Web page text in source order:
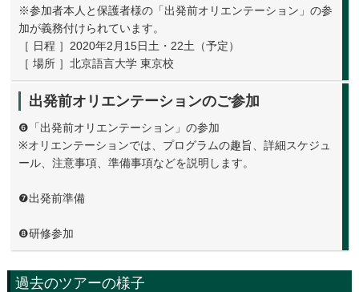
※参加者本人と保護者様の「出発前オリエンテーション」の参
加が義務付けられています。
［ 日程 ］2020年2月15日土・22土（予定）
［ 場所 ］北京語言大学 東京校
出発前オリエンテーションのご参加
❻「出発前オリエンテーション」の参加
※オリエンテーションでは、プログラムの趣旨、詳細スケジュ
ール、注意事項、準備事項などを説明します。
❼出発前準備
❽研修参加
過去のツアーの様子